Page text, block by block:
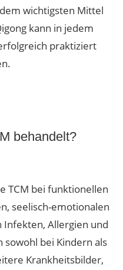
wichtigsten Mittel
kann in jedem
praktiziert
behandelt?
TCM bei funktionellen
seelisch-emotionalen
Infekten, Allergien und
sowohl bei Kindern als
Krankheitsbilder,